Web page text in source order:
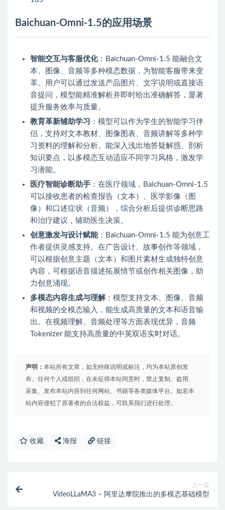
Baichuan-Omni-1.5的应用场景
智能交互与客服优化：Baichuan-Omni-1.5 能融合文
本、图像、音频等多种模态数据，为智能客服带来变
革。用户可以通过发送产品图片、文字说明或直接语
音提问，模型能精准解析并即时给出准确解答，显著
提升服务效率与质量。
教育革新辅助学习 ：模型可以作为学生的智能学习伴
侣，支持对文本教材、图像图表、音频讲解等多种学
习资料的理解和分析。能深入浅出地答疑解惑、剖析
知识要点，以多模态互动适应不同学习风格，激发学
习潜能。
医疗智能诊断助手 ：在医疗领域，Baichuan-Omni-1.5
可以接收患者的检查报告（文本）、医学影像（图
像）和口述症状（音频），综合分析后提供诊断思路
和治疗建议，辅助医生决策。
创意激发与设计赋能：Baichuan-Omni-1.5 能为创意工
作者提供灵感支持。在广告设计、故事创作等领域，
可以根据创意主题（文本）和图片素材生成独特创意
内容，可根据语音描述拓展情节或创作相关图像，助
力创意涌现。
多模态内容生成与理解：模型支持文本、图像、音频
和视频的全模态输入，能生成高质量的文本和语音输
出。在视频理解、音频处理等方面表现优异，音频
Tokenizer 能支持高质量的中英双语实时对话。
声明： 本站所有文章，如无特殊说明或标注，均为本站原创发
布。任何个人或组织，在未征得本站同意时，禁止复制、盗用、
采集、发布本站内容到任何网站、书籍等各类媒体平台。如若本
站内容侵犯了原著者的合法权益，可联系我们进行处理。
收藏 海报 链接
上一篇
VideoLLaMA3 – 阿里达摩院推出的多模态基础模型